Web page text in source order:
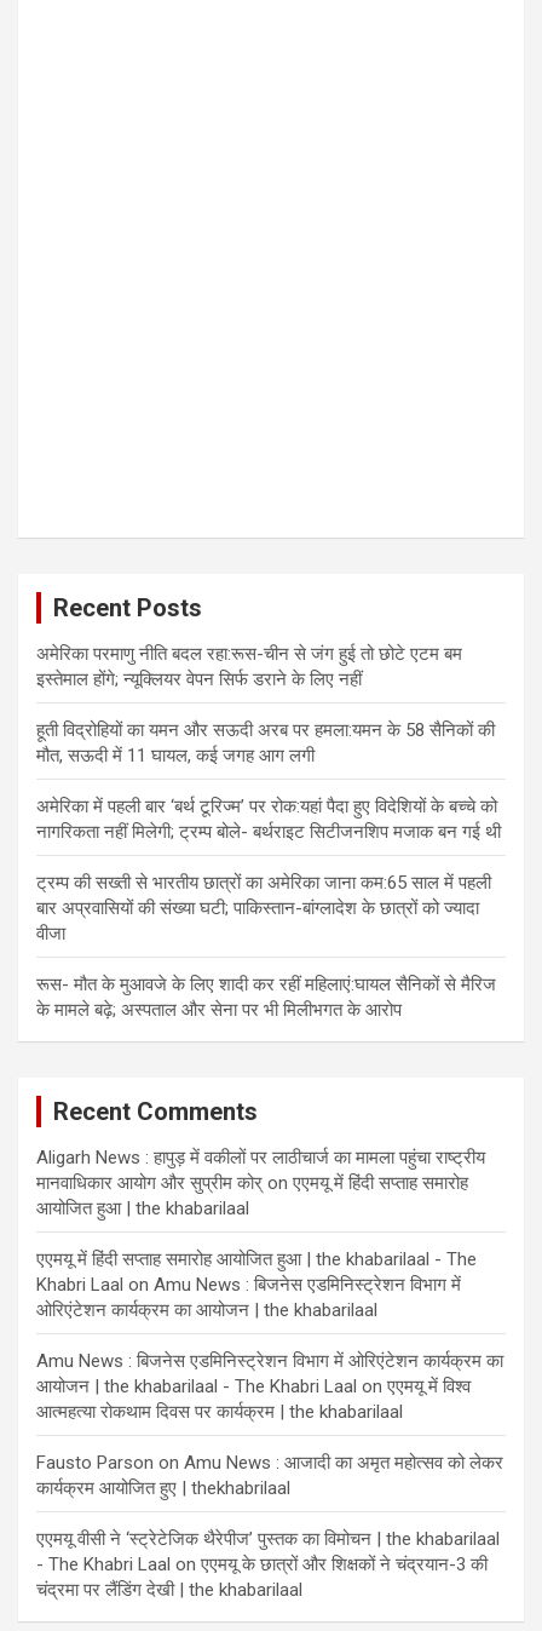
Recent Posts
अमेरिका परमाणु नीति बदल रहा:रूस-चीन से जंग हुई तो छोटे एटम बम
इस्तेमाल होंगे; न्यूक्लियर वेपन सिर्फ डराने के लिए नहीं
हूती विद्रोहियों का यमन और सऊदी अरब पर हमला:यमन के 58 सैनिकों की
मौत, सऊदी में 11 घायल, कई जगह आग लगी
अमेरिका में पहली बार ‘बर्थ टूरिज्म’ पर रोक:यहां पैदा हुए विदेशियों के बच्चे को
नागरिकता नहीं मिलेगी; ट्रम्प बोले- बर्थराइट सिटीजनशिप मजाक बन गई थी
ट्रम्प की सख्ती से भारतीय छात्रों का अमेरिका जाना कम:65 साल में पहली
बार अप्रवासियों की संख्या घटी; पाकिस्तान-बांग्लादेश के छात्रों को ज्यादा
वीजा
रूस- मौत के मुआवजे के लिए शादी कर रहीं महिलाएं:घायल सैनिकों से मैरिज
के मामले बढ़े; अस्पताल और सेना पर भी मिलीभगत के आरोप
Recent Comments
Aligarh News : हापुड़ में वकीलों पर लाठीचार्ज का मामला पहुंचा राष्ट्रीय
मानवाधिकार आयोग और सुप्रीम कोर् onएएमयू में हिंदी सप्ताह समारोह
आयोजित हुआ | the khabarilaal
एएमयू में हिंदी सप्ताह समारोह आयोजित हुआ | the khabarilaal - The
Khabri Laal on Amu News : बिजनेस एडमिनिस्ट्रेशन विभाग में
ओरिएंटेशन कार्यक्रम का आयोजन | the khabarilaal
Amu News : बिजनेस एडमिनिस्ट्रेशन विभाग में ओरिएंटेशन कार्यक्रम का
आयोजन | the khabarilaal - The Khabri Laal onएएमयू में विश्व
आत्महत्या रोकथाम दिवस पर कार्यक्रम | the khabarilaal
Fausto Parson on Amu News : आजादी का अमृत महोत्सव को लेकर
कार्यक्रम आयोजित हुए | thekhabrilaal
एएमयू वीसी ने ‘स्ट्रेटेजिक थैरेपीज’ पुस्तक का विमोचन | the khabarilaal
- The Khabri Laal onएएमयू के छात्रों और शिक्षकों ने चंद्रयान-3 की
चंद्रमा पर लैंडिंग देखी | the khabarilaal